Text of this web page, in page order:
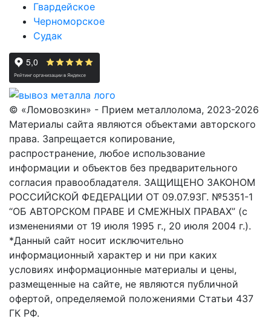
Гвардейское
Черноморское
Судак
© «Ломовозкин» - Прием металлолома, 2023-2026
Материалы сайта являются объектами авторского
права. Запрещается копирование,
распространение, любое использование
информации и объектов без предварительного
согласия правообладателя. ЗАЩИЩЕНО ЗАКОНОМ
РОССИЙСКОЙ ФЕДЕРАЦИИ ОТ 09.07.93Г. №5351-1
“ОБ АВТОРСКОМ ПРАВЕ И СМЕЖНЫХ ПРАВАХ” (с
изменениями от 19 июля 1995 г., 20 июля 2004 г.).
*Данный сайт носит исключительно
информационный характер и ни при каких
условиях информационные материалы и цены,
размещенные на сайте, не являются публичной
офертой, определяемой положениями Статьи 437
ГК РФ.